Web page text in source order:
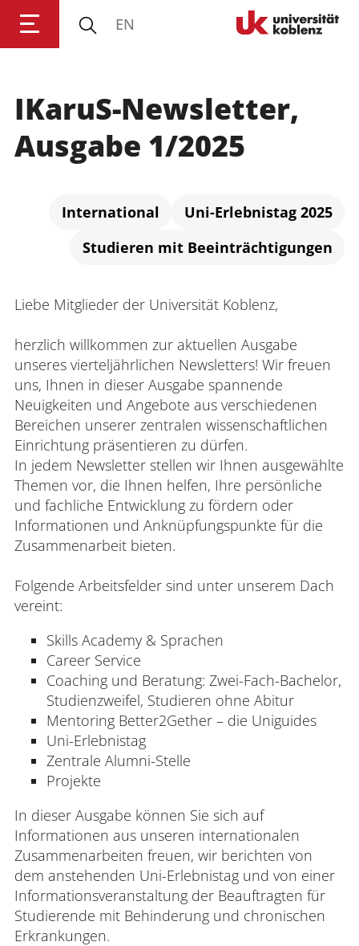
Anmelden Impressum Datenschutz
EN
IKaruS-Newsletter,
Ausgabe 1/2025
International
Uni-Erlebnistag 2025
Studieren mit Beeinträchtigungen
Liebe Mitglieder der Universität Koblenz,
herzlich willkommen zur aktuellen Ausgabe
unseres vierteljährlichen Newsletters! Wir freuen
uns, Ihnen in dieser Ausgabe spannende
Neuigkeiten und Angebote aus verschiedenen
Bereichen unserer zentralen wissenschaftlichen
Einrichtung präsentieren zu dürfen.
In jedem Newsletter stellen wir Ihnen ausgewählte
Themen vor, die Ihnen helfen, Ihre persönliche
und fachliche Entwicklung zu fördern oder
Informationen und Anknüpfungspunkte für die
Zusammenarbeit bieten.
Folgende Arbeitsfelder sind unter unserem Dach
vereint:
Skills Academy & Sprachen
Career Service
Coaching und Beratung: Zwei-Fach-Bachelor,
Studienzweifel, Studieren ohne Abitur
Mentoring Better2Gether – die Uniguides
Uni-Erlebnistag
Zentrale Alumni-Stelle
Projekte
In dieser Ausgabe können Sie sich auf
Informationen aus unseren internationalen
Zusammenarbeiten freuen, wir berichten von
dem anstehenden Uni-Erlebnistag und von einer
Informationsveranstaltung der Beauftragten für
Studierende mit Behinderung und chronischen
Erkrankungen.